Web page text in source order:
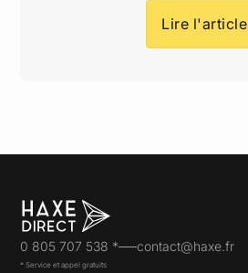
Lire l'article
0 805 707 538 *
* Service et appel gratuits
contact@haxe.fr